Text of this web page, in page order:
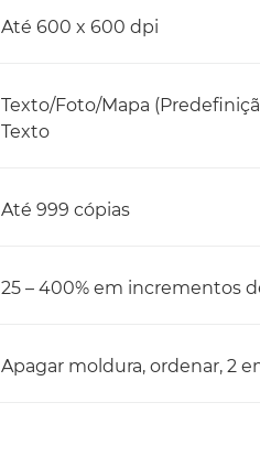
Até 600 x 600 dpi
Texto/Foto/Mapa
Texto
Até 999 cópias
25 – 400% em incrementos
Apagar moldura, ordenar, 2